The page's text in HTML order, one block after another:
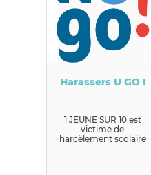
Harassers U GO !
1 JEUNE SUR 10 est
victime de
harcèlement scolaire